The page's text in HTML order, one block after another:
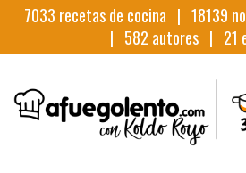
7033 recetas de cocina | 18139
| 582 autores | 21